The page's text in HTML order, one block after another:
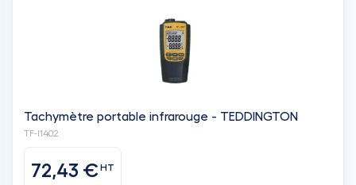
Tachymètre portable infrarouge - TEDDINGTON
TF-I1402
72,43 €HT